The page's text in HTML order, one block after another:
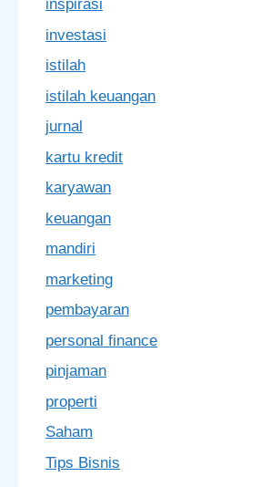
inspirasi
investasi
istilah
istilah keuangan
jurnal
kartu kredit
karyawan
keuangan
mandiri
marketing
pembayaran
personal finance
pinjaman
properti
Saham
Tips Bisnis